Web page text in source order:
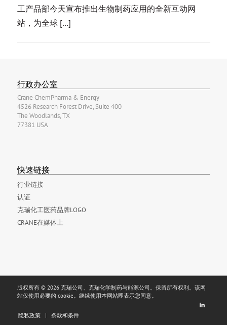
工产品部今天宣布推出生物制药应用的全新互动网
站，为全球 […]
行政办公室
Crane ChemPharma & Energy
4526 Research Forest Drive, Suite 400
The Woodlands, TX
77381 USA
快速链接
行业链接
认证
克瑞化工医药品牌LOGO
CRANE在媒体上
版权所有 © 2026 克瑞公司、克瑞化学制药与能源公司。保留所有权利。该网
站仅使用必要的 cookie。继续使用本网站即表示您同意。
隐私政策 条款和条件